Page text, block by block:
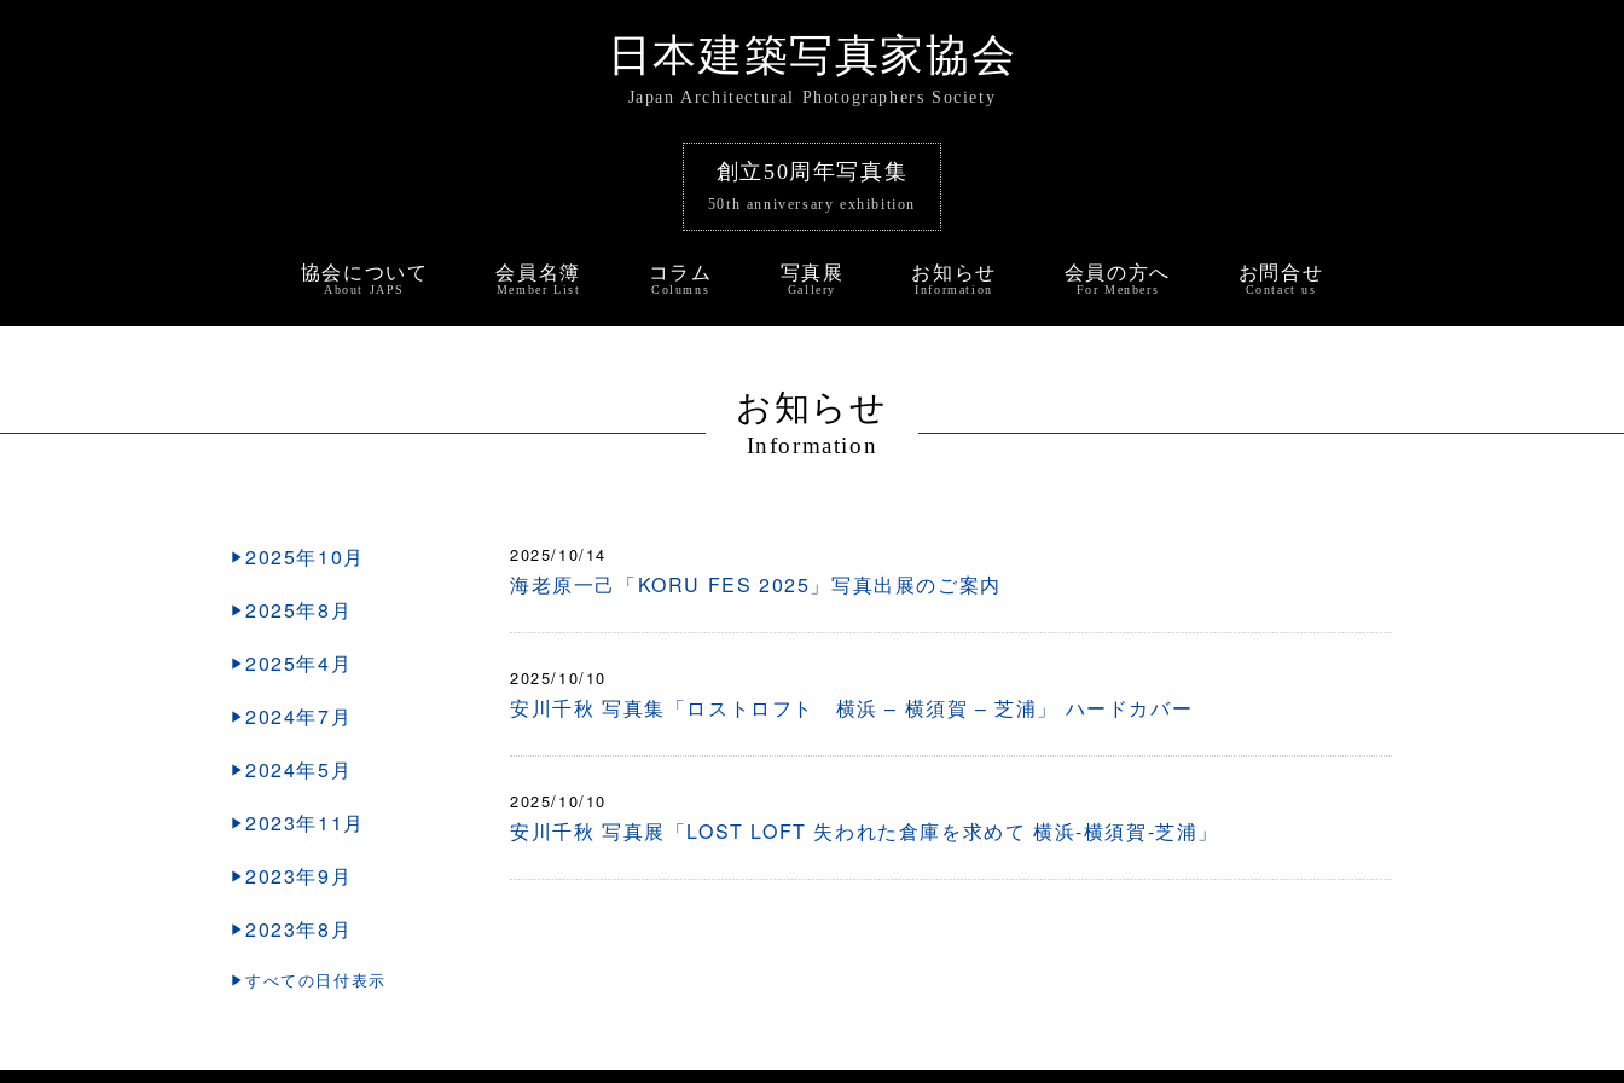
日本建築写真家協会
Japan Architectural Photographers Society
創立50周年写真集
50th anniversary exhibition
協会について
About JAPS
会員名簿
Member List
コラム
Columns
写真展
Gallery
お知らせ
Information
会員の方へ
For Menbers
お問合せ
Contact us
お知らせ
Information
2025年10月
2025年8月
2025年4月
2024年7月
2024年5月
2023年11月
2023年9月
2023年8月
すべての日付表示
2025/10/14
海老原一己「KORU FES 2025」写真出展のご案内
2025/10/10
安川千秋 写真集「ロストロフト 横浜 – 横須賀 – 芝浦」 ハードカバー
2025/10/10
安川千秋 写真展「LOST LOFT 失われた倉庫を求めて 横浜-横須賀-芝浦」